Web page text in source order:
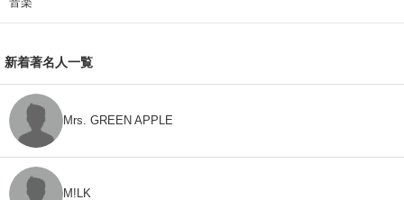
新着著名人一覧
Mrs. GREEN APPLE
M!LK